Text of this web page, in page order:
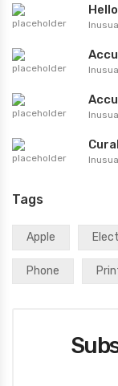
Tags
Apple
Phone